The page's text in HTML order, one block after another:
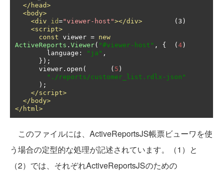
</head>
<body>
<div
id="viewer-host"></div>
<script>
const viewer = new
ActiveReports . Viewer( "#viewer-host" , { ( 4 )
        language
: "ja" ,
});
      viewer
. open ( ( 5 )
"./reports/customer_list.rdlx-json"
);
</script>
</body>
</html>
このファイルには、ActiveReportsJS帳票ビューワを使
う場合の定型的な処理が記述されています。（1）と
（2）では、それぞれActiveReportsJSのための